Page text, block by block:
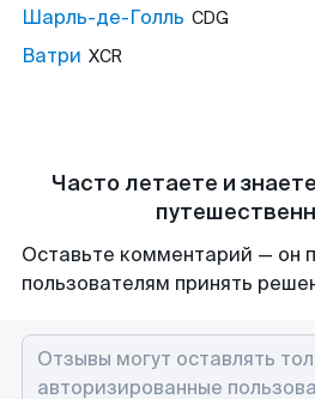
Шарль-де-Голль CDG
Ватри XCR
Часто летаете и
Оставьте комментарий — он
пользователям принять